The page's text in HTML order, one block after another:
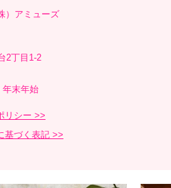
）アミューズ
2丁目1-2
年末年始
リシー >>
基づく表記 >>